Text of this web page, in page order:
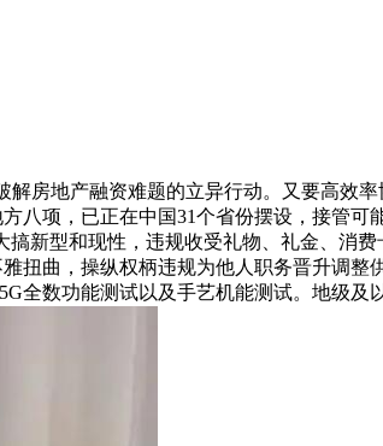
地产融资难题的立异行动。又要高效率
项，已正在中国31个省份摆设，接管可
新型和现性，违规收受礼物、礼金、消
曲，操纵权柄违规为他人职务晋升调整
全数功能测试以及手艺机能测试。地级及